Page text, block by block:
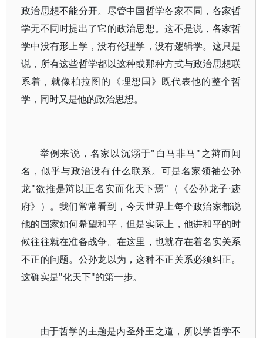
政治思想不能分开。尽管中国哲学各家不同，各家哲
学无不同时提出了它的政治思想。这不是说，各家哲
学中没有形上学，没有伦理学，没有逻辑学。这只是
说，所有这些哲学都以这种或那种方式与政治思想联
系着，就像柏拉图的《理想国》既代表他的整个哲
学，同时又是他的政治思想。
举例来说，名家以沉溺于"白马非马"之辩而闻
名，似乎与政治没有什么联系。可是名家领袖公孙
龙"欲推是辩以正名实而化天下焉"（《公孙龙子·迹
府》）。我们常常看到，今天世界上每个政治家都说
他的国家如何希望和平，但是实际上，他讲和平的时
候往往就在准备战争。在这里，也就存在着名实关系
不正的问题。公孙龙以为，这种不正关系必须纠正。
这确实是"化天下"的第一步。
由于哲学的主题是内圣外王之道，所以学哲学不